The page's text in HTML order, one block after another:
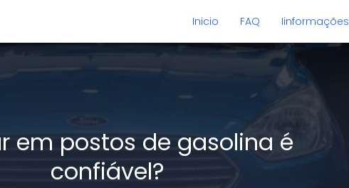
Inicio FAQ Iinformações
em postos de gasolina é
confiável?